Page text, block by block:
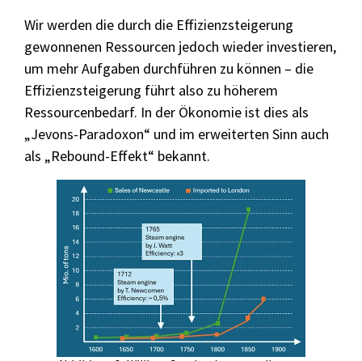
Wir werden die durch die Effizienzsteigerung
gewonnenen Ressourcen jedoch wieder investieren,
um mehr Aufgaben durchführen zu können – die
Effizienzsteigerung führt also zu höherem
Ressourcenbedarf. In der Ökonomie ist dies als
„Jevons-Paradoxon“ und im erweiterten Sinn auch
als „Rebound-Effekt“ bekannt.